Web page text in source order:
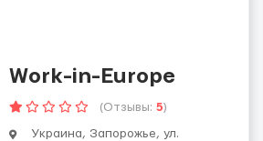
Work-in-Europe
(Отзывы: 5)
Украина, Запорожье, ул.